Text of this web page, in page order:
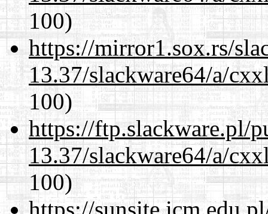
100)
https://mirror1.sox.rs/
13.37/slackware64/a/
100)
https://ftp.slackware.pl/
13.37/slackware64/a/
100)
https://